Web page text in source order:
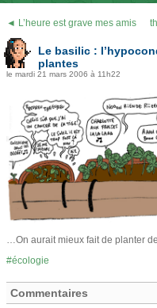
◄ L’heure est grave mes amis
Le basilic :
plantes
le mardi 21 mars 2006 à 11h22
…On aurait mieux fait de planter
écologie
Commentaires